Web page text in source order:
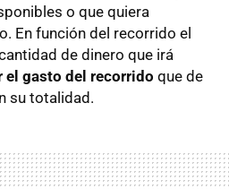
o que quiera
En función del recorrido el
de dinero que irá
el gasto del recorrido que de
su totalidad.